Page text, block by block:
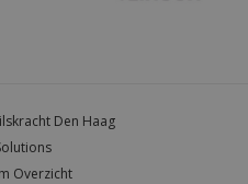
Den Haag
Overzicht